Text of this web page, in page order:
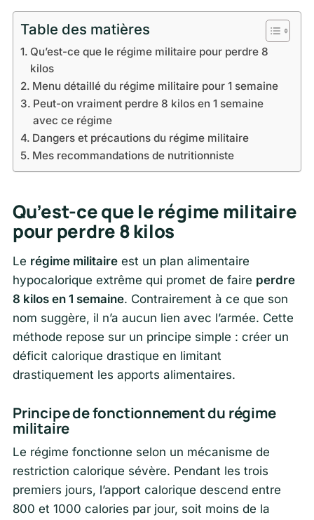
Table des matières
Qu’est-ce que le régime militaire pour perdre 8
kilos
Menu détaillé du régime militaire pour 1 semaine
Peut-on vraiment perdre 8 kilos en 1 semaine
avec ce régime
Dangers et précautions du régime militaire
Mes recommandations de nutritionniste
Qu’est-ce que le régime militaire
pour perdre 8 kilos
Le régime militaire est un plan alimentaire
hypocalorique extrême qui promet de faire perdre
8 kilos en 1 semaine. Contrairement à ce que son
nom suggère, il n’a aucun lien avec l’armée. Cette
méthode repose sur un principe simple : créer un
déficit calorique drastique en limitant
drastiquement les apports alimentaires.
Principe de fonctionnement du régime
militaire
Le régime fonctionne selon un mécanisme de
restriction calorique sévère. Pendant les trois
premiers jours, l’apport calorique descend entre
800 et 1000 calories par jour, soit moins de la